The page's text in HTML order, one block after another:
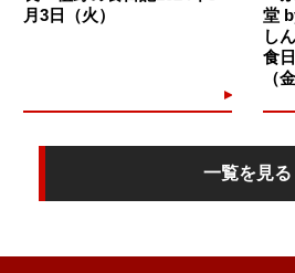
月3日（火）
堂
し
食
（
一覧を見る